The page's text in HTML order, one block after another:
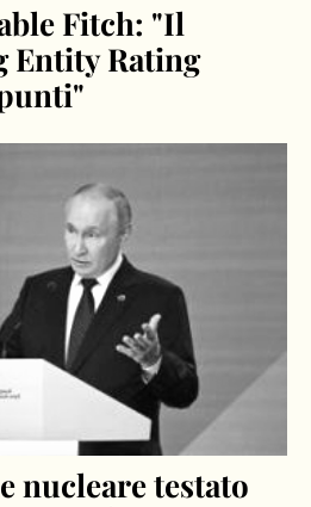
Fitch: "Il
Entity Rating
nucleare testato